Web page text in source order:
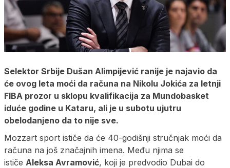
Selektor Srbije Dušan Alimpijević ranije je najavio da
će ovog leta moći da računa na Nikolu Jokića za letnji
FIBA prozor u sklopu kvalifikacija za Mundobasket
iduće godine u Kataru, ali je u subotu ujutru
obelodanjeno da to nije sve.
Mozzart sport ističe da će 40-godišnji stručnjak moći da
računa na još značajnih imena. Među njima se
ističe Aleksa Avramović, koji je predvodio Dubai do